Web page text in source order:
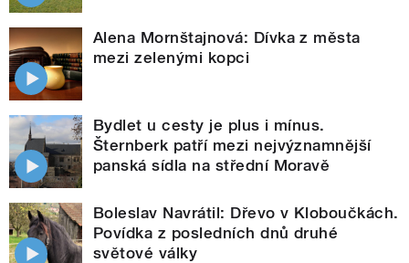
Alena Mornštajnová: Dívka z města
mezi zelenými kopci
Bydlet u cesty je plus i mínus.
Šternberk patří mezi nejvýznamnější
panská sídla na střední Moravě
Boleslav Navrátil: Dřevo v Kloboučkách.
Povídka z posledních dnů druhé
světové války